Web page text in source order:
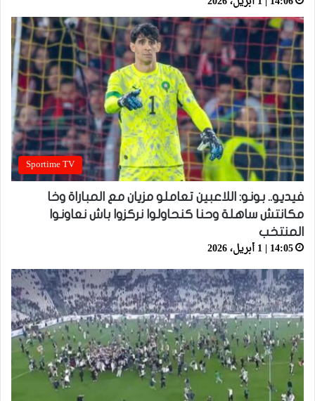
Sportime TV
فيديو.. بونو: اللاعبين تعاملو مزيان مع المباراة وخا
مكانتش ساهلة وحنا كنحاولوا نركزوا باش نعاونوا
المنتخب
14:05 | 1 أبريل، 2026